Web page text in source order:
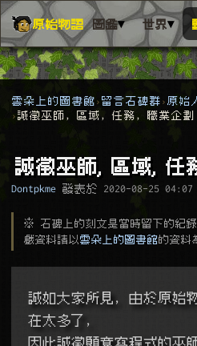
原始物語 圖鑑▾ 世界▾
雲朵上的圖書館 留言石碑群
原始
誠徵巫師, 區域, 任務, 職業企劃
誠徵巫師, 區域, 任
Dontpkme 發表於 2020-08-25 04:07
※ 石碑上的刻文是當時留下的紀
戲資料請以 雲朵上的圖書館的資料
誠如大家所見, 由於原始
在太多了,
因此誠徵願意寫程式的巫